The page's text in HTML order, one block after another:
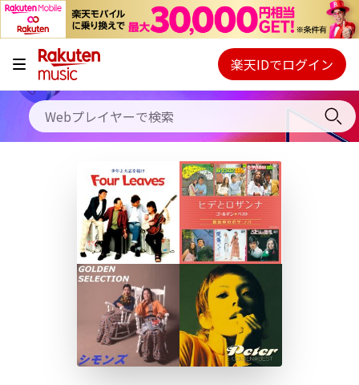
キャンペーン
料金プラン
使い方
初回30日間無料お試し
Webプレイヤー
ご契約内容の確認・変更
楽天IDでログイン